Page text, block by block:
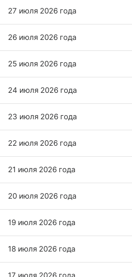
27 июля 2026 года
26 июля 2026 года
25 июля 2026 года
24 июля 2026 года
23 июля 2026 года
22 июля 2026 года
21 июля 2026 года
20 июля 2026 года
19 июля 2026 года
18 июля 2026 года